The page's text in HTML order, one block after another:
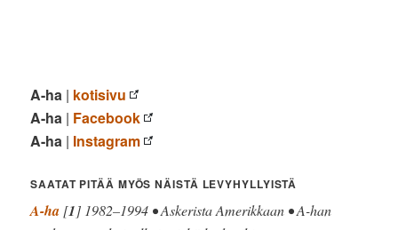
A-ha | kotisivu
A-ha | Facebook
A-ha | Instagram
SAATAT PITÄÄ MYÖS NÄISTÄ LEVYHYLLYISTÄ
A-ha [1] 1982–1994 • Askerista Amerikkaan • A-han